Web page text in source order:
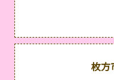
枚方